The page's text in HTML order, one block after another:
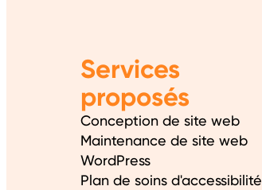
Services
proposés
Conception de site web
Maintenance de site web
WordPress
Plan de soins d'accessibilité